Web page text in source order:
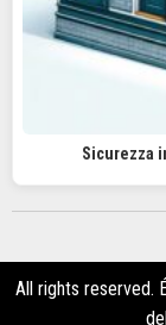
Sicurezza
All rights reserved.